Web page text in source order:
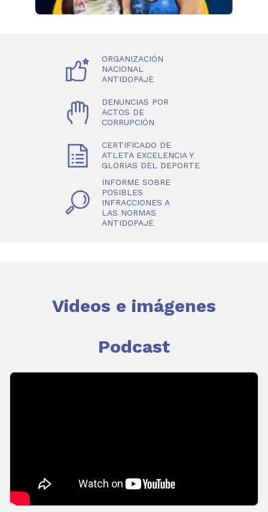
ORGANIZACIÓN
NACIONAL
ANTIDOPAJE
DENUNCIAS POR
ACTOS DE
CORRUPCIÓN
CERTIFICADO DE
ATLETA EXCELENCIA Y
GLORIAS DEL DEPORTE
INFORME SOBRE
POSIBLES
INFRACCIONES A
LAS NORMAS
ANTIDOPAJE
Videos e imágenes
Podcast